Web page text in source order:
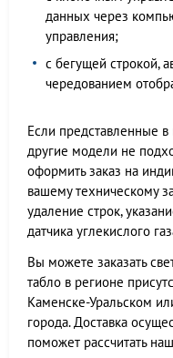
данных через
управления;
с бегущей строкой,
чередованием
Если представленные
другие модели не
оформить заказ на
вашему техническому
удаление строк,
датчика углекислого
Вы можете заказать
табло в регионе
Каменске-Уральском
города. Доставка
поможет рассчитать